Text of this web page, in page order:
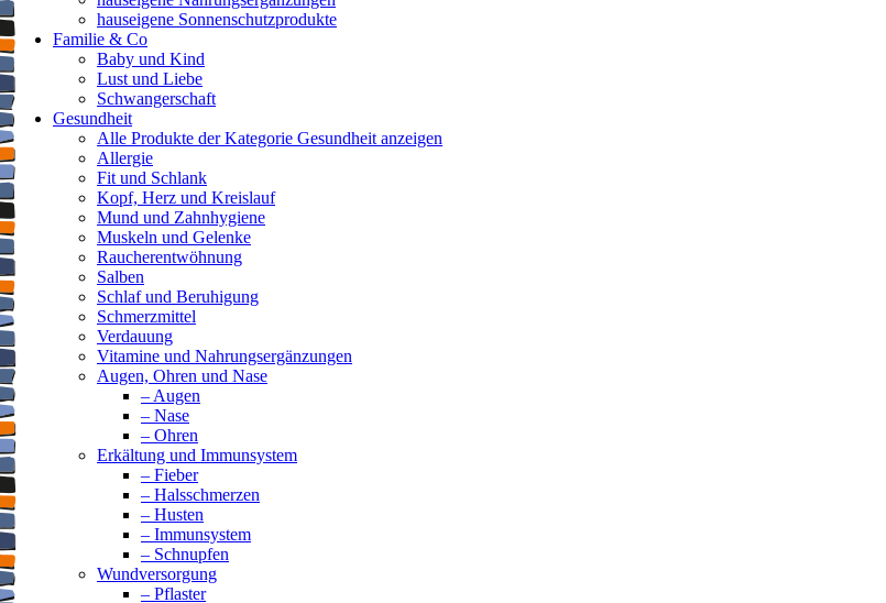
hauseigene Sonnenschutzprodukte
Familie & Co
Baby und Kind
Lust und Liebe
Schwangerschaft
Gesundheit
Alle Produkte der Kategorie Gesundheit anzeigen
Allergie
Fit und Schlank
Kopf, Herz und Kreislauf
Mund und Zahnhygiene
Muskeln und Gelenke
Raucherentwöhnung
Salben
Schlaf und Beruhigung
Schmerzmittel
Verdauung
Vitamine und Nahrungsergänzungen
Augen, Ohren und Nase
– Augen
– Nase
– Ohren
Erkältung und Immunsystem
– Fieber
– Halsschmerzen
– Husten
– Immunsystem
– Schnupfen
Wundversorgung
– Pflaster